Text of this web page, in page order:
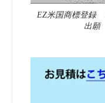
EZ米国商標登録
出願